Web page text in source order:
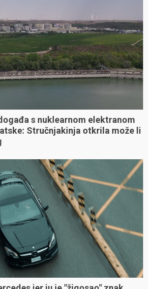
s nuklearnom elektranom
Stručnjakinja otkrila može li